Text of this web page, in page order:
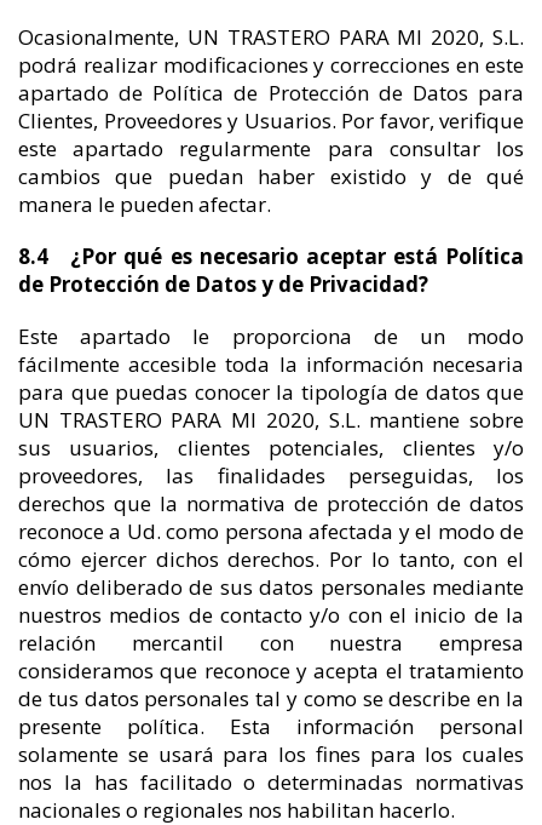
Ocasionalmente, UN TRASTERO PARA MI 2020, S.L.
podrá realizar modificaciones y correcciones en este
apartado de Política de Protección de Datos para
Clientes, Proveedores y Usuarios. Por favor, verifique
este apartado regularmente para consultar los
cambios que puedan haber existido y de qué
manera le pueden afectar.
8.4 ¿Por qué es necesario aceptar está Política
de Protección de Datos y de Privacidad?
Este apartado le proporciona de un modo
fácilmente accesible toda la información necesaria
para que puedas conocer la tipología de datos que
UN TRASTERO PARA MI 2020, S.L. mantiene sobre
sus usuarios, clientes potenciales, clientes y/o
proveedores, las finalidades perseguidas, los
derechos que la normativa de protección de datos
reconoce a Ud. como persona afectada y el modo de
cómo ejercer dichos derechos. Por lo tanto, con el
envío deliberado de sus datos personales mediante
nuestros medios de contacto y/o con el inicio de la
relación mercantil con nuestra empresa
consideramos que reconoce y acepta el tratamiento
de tus datos personales tal y como se describe en la
presente política. Esta información personal
solamente se usará para los fines para los cuales
nos la has facilitado o determinadas normativas
nacionales o regionales nos habilitan hacerlo.